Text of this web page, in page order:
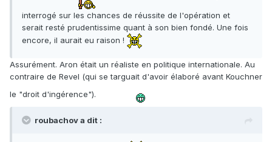
interrogé sur les chances de réussite de l'opération et
serait resté prudentissime quant à son bien fondé. Une fois
encore, il aurait eu raison !
Assurément. Aron était un réaliste en politique internationale. Au
contraire de Revel (qui se targuait d'avoir élaboré avant Kouchner
le "droit d'ingérence").
roubachov a dit :